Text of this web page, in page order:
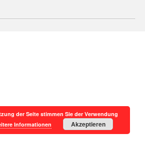
der Seite stimmen Sie der Verwendung
Informationen Akzeptieren